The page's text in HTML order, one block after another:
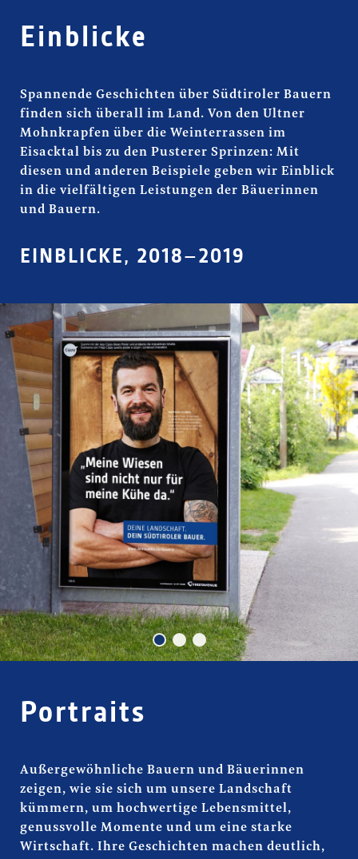
EINBLICKE, 2018–2019
Einblicke
Spannende Geschichten über Südtiroler Bauern
finden sich überall im Land. Von den Ultner
Mohnkrapfen über die Weinterrassen im
Eisacktal bis zu den Pusterer Sprinzen: Mit
diesen und anderen Beispiele geben wir Einblick
in die vielfältigen Leistungen der Bäuerinnen
und Bauern.
Portraits
Portraits
Außergewöhnliche Bauern und Bäuerinnen
zeigen, wie sie sich um unsere Landschaft
kümmern, um hochwertige Lebensmittel,
genussvolle Momente und um eine starke
Wirtschaft. Ihre Geschichten machen deutlich,